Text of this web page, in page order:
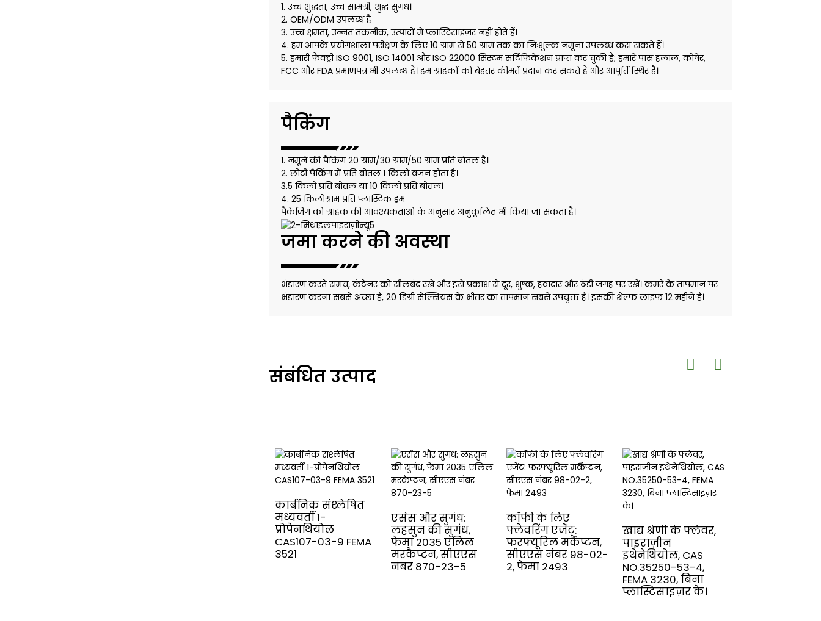
1. उच्च शुद्धता, उच्च सामग्री, शुद्ध सुगंध।
2. OEM/ODM उपलब्ध है
3. उच्च क्षमता, उन्नत तकनीक, उत्पादों में प्लास्टिसाइज़र नहीं होते हैं।
4. हम आपके प्रयोगशाला परीक्षण के लिए 10 ग्राम से 50 ग्राम तक का निःशुल्क नमूना उपलब्ध करा सकते हैं।
5. हमारी फैक्ट्री ISO 9001, ISO 14001 और ISO 22000 सिस्टम सर्टिफिकेशन प्राप्त कर चुकी है; हमारे पास हलाल, कोषेर,
FCC और FDA प्रमाणपत्र भी उपलब्ध हैं। हम ग्राहकों को बेहतर कीमतें प्रदान कर सकते हैं और आपूर्ति स्थिर है।
पैकिंग
1. नमूने की पैकिंग 20 ग्राम/30 ग्राम/50 ग्राम प्रति बोतल है।
2. छोटी पैकिंग में प्रति बोतल 1 किलो वजन होता है।
3.5 किलो प्रति बोतल या 10 किलो प्रति बोतल।
4. 25 किलोग्राम प्रति प्लास्टिक ड्रम
पैकेजिंग को ग्राहक की आवश्यकताओं के अनुसार अनुकूलित भी किया जा सकता है।
जमा करने की अवस्था
भंडारण करते समय, कंटेनर को सीलबंद रखें और इसे प्रकाश से दूर, शुष्क, हवादार और ठंडी जगह पर रखें। कमरे के तापमान पर
भंडारण करना सबसे अच्छा है, 20 डिग्री सेल्सियस के भीतर का तापमान सबसे उपयुक्त है। इसकी शेल्फ लाइफ 12 महीने है।
संबंधित उत्पाद
कार्बनिक संश्लेषित
मध्यवर्ती 1-
प्रोपेनथियोल
CAS107-03-9 FEMA
3521
एसेंस और सुगंध:
लहसुन की सुगंध,
फेमा 2035 एलिल
मरकैप्टन, सीएएस
नंबर 870-23-5
कॉफी के लिए
फ्लेवरिंग एजेंट:
फरफ्यूरिल मर्कैप्टन,
सीएएस नंबर 98-02-
2, फेमा 2493
खाद्य श्रेणी के फ्लेवर,
पाइराज़ीन
इथेनेथियोल, CAS
NO.35250-53-4,
FEMA 3230, बिना
प्लास्टिसाइज़र के।